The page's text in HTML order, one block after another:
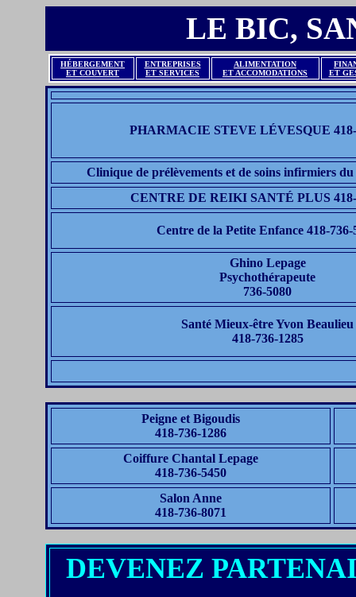
LE BIC,
HÉBERGEMENT
ET COUVERT
ENTREPRISES
ET SERVICES
ALIMENTATION
ET ACCOMODATIONS
ET
PHARMACIE STEVE LÉVESQUE 418-
Clinique de prélèvements et de soins infirmiers du
CENTRE DE REIKI SANTÉ PLUS 418-
Centre de la Petite Enfance 418-736-
Ghino Lepage
Psychothérapeute
736-5080
Santé Mieux-être Yvon Beaulieu
418-736-1285
Peigne et Bigoudis
418-736-1286
Coiffure Chantal Lepage
418-736-5450
Salon Anne
418-736-8071
DEVENEZ